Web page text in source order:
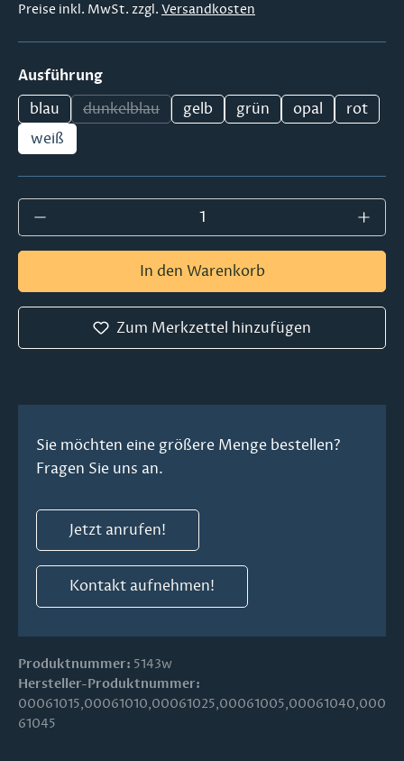
Preise inkl. MwSt. zzgl. Versandkosten
Ausführungauswählen
blau
dunkelblau
(Diese Option ist zurzeit nicht verfügbar.)
gelb grün opal
rot
weiß
Produkt Anzahl: Gib den gewünschten
In den Warenkorb
Zum Merkzettel hinzufügen
Sie möchten eine größere Menge bestellen?
Fragen Sie uns an.
Jetzt anrufen!
Kontakt aufnehmen!
Produktnummer: 5143w
Hersteller-Produktnummer:
00061015,00061010,00061025,00061005,00061040,000
61045